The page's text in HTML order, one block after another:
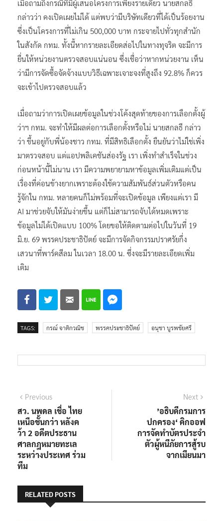
เมื่อถามถึงกรณีที่มีผู้เสนอโครงการเพียงรายเดียว นายสกลธี
กล่าวว่า คงเปิดเผยไม่ได้ แต่พบว่ามีบริษัทเดียวที่ได้เป็นร้อยงาน
ซึ่งเป็นโครงการที่ไม่เกิน 500,000 บาท กระจายไปทั่วทุกสำนัก
ในสังกัด กทม. ทั้งนี้หากรายละเอียดส่อไปในทางทุจริต จะมีการ
ยื่นให้หน่วยงานตรวจสอบแน่นอน ซึ่งเชื่อว่าหากหน่วยงาน เห็น
ว่ามีการจัดซื้อจัดจ้างแบบวิธีเฉพาะเจาะจงที่สูงถึง 92.8% ก็ควร
จะเข้าไปตรวจสอบแล้ว
เมื่อถามว่าการเปิดเผยข้อมูลในช่วงโค้งสุดท้ายของการเลือกตั้งผู้
ว่าฯ กทม. จะทำให้มีผลต่อการเลือกตั้งหรือไม่ นายสกลธี กล่าว
ว่า ขึ้นอยู่กับพี่น้องชาว กทม. ที่มีสิทธิเลือกตั้ง ยืนยันว่าไม่ใช่เพิ่ง
มาตรวจสอบ แต่แอปพลิเคชันส่องรัฐ เรา เพิ่งทำสำเร็จในช่วง
ก่อนหน้านี้ไม่นาน เรา มีความพยายามหาข้อมูลเพิ่มเติมแต่เป็น
เรื่องที่ค่อนข้างยากเพราะต้องใช้ความสัมพันธ์ส่วนตัวหรือคน
รู้จักใน กทม. หลายคนก็ไม่พร้อมที่จะเปิดข้อมูล เพียงแต่เรา มี
AI มาช่วยจับให้มันง่ายขึ้น แต่ก็ไม่สามารถจับได้หมดเพราะ
ข้อมูลไม่ได้เปิดแบบ 100% โดยขอให้ติดตามต่อไปในวันที่ 19
มิ.ย. 69 พรรคประชาธิปัตย์ จะมีการจัดกิจกรรมปราศรัยกึ่ง
เสวนาที่พาร์คสีลม ในเวลา 18.00 น. ซึ่งจะมีรายละเอียดเพิ่ม
เติม
TAGS: กรณ์ จาติกวณิช พรรคประชาธิปัตย์ อนุชา บูรพชัยศรี
แนะแนว
เรื่อง
PreviousPrevious
post:
สว. นพดล เชื่อ ไทย
เหนือชั้นกว่า หลังค
ว้า 2 อดีตประธาน
ศาลกฎหมายทะเล
ระหว่างประเทศ ร่วม
ทีม
Next
post:
’อธิบดีกรมการ
ปกครอง‘ คิกออฟ
การจัดทำบัตรประจำ
ตัวผู้หนีภัยการสู้รบ
จากเมียนมา
RELATED POSTS